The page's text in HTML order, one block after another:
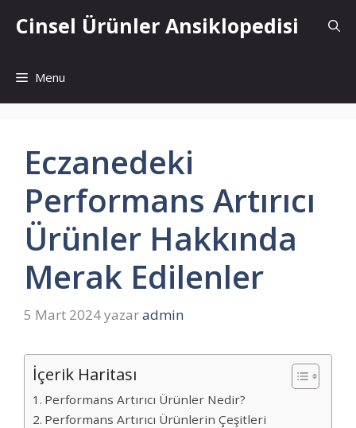
atlaCinsel Ürünler Ansiklopedisi
Menu
Eczanedeki
Performans Artırıcı
Ürünler Hakkında
Merak Edilenler
5 Mart 2024yazaradmin
İçerik Haritası
Performans Artırıcı Ürünler Nedir?
Performans Artırıcı Ürünlerin Çeşitleri